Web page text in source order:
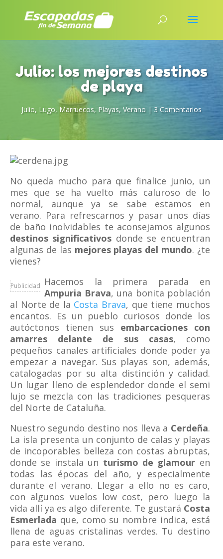
Julio: los mejores destinos
de playa
Julio, Lugo, Marruecos, Playas, Verano| 3 Comentarios
No queda mucho para que finalice junio, un
mes que se ha vuelto más caluroso de lo
normal, aunque ya se sabe estamos en
verano. Para refrescarnos y pasar unos días
de baño inolvidables te aconsejamos algunos
destinos significativos donde se encuentran
algunas de las mejores playas del mundo. ¿te
vienes?
Publicidad
Hacemos la primera parada en
Ampuria Brava, una bonita población
al Norte de la Costa Brava, que tiene muchos
encantos. Es un pueblo curiosos donde los
autóctonos tienen sus embarcaciones con
amarres delante de sus casas, como
pequeños canales artificiales donde poder ya
empezar a navegar. Sus playas son, además,
catalogadas por su alta distinción y calidad.
Un lugar lleno de esplendedor donde el semi
lujo se mezcla con las tradiciones pesqueras
del Norte de Cataluña.
Nuestro segundo destino nos lleva a Cerdeña.
La isla presenta un conjunto de calas y playas
de incoporables belleza con costas abruptas,
donde se instala un turismo de glamour en
todas las épocas del año, y especialmente
durante el verano. Llegar a ello no es caro,
con algunos vuelos low cost, pero luego la
vida allí ya es algo diferente. Te gustará Costa
Esmerlada que, como su nombre indica, está
llena de aguas cristalinas verdes. Tu destino
para este verano.